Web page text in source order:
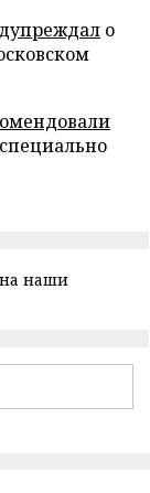
о
наши